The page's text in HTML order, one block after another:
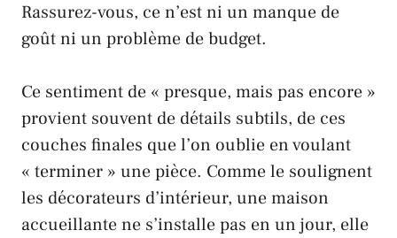
Rassurez-vous, ce n’est ni un manque de
goût ni un problème de budget.
Ce sentiment de « presque, mais pas encore »
provient souvent de détails subtils, de ces
couches finales que l’on oublie en voulant
« terminer » une pièce. Comme le soulignent
les décorateurs d’intérieur, une maison
accueillante ne s’installe pas en un jour, elle